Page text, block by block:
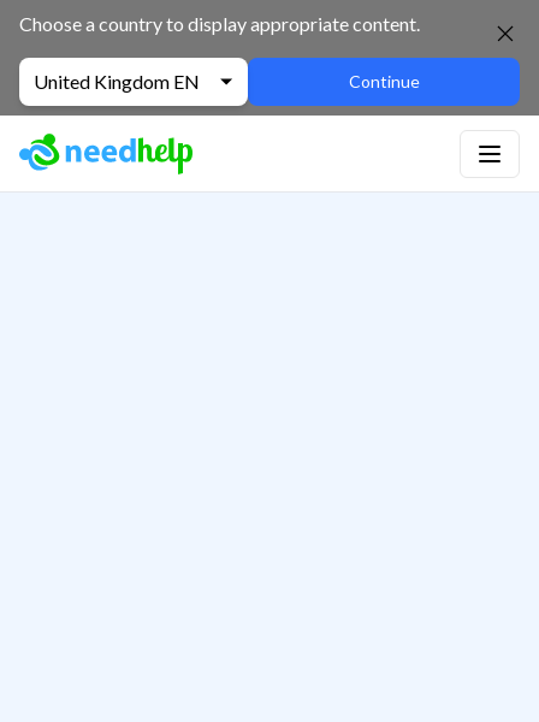
Choose a country to display appropriate content.
United Kingdom EN Continue